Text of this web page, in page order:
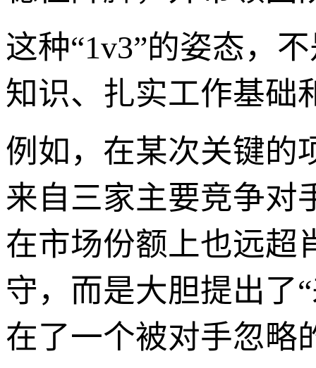
这种“1v3”的姿态，
知识、扎实工作基础
例如，在某次关键的
来自三家主要竞争对
在市场份额上也远超
守，而是大胆提出了
在了一个被对手忽略